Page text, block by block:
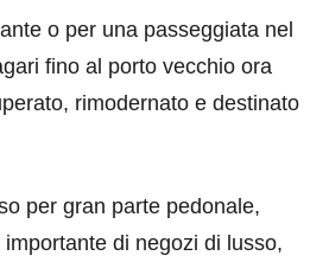
o per una passeggiata nel
fino al porto vecchio ora
rimodernato e destinato
per gran parte pedonale,
di negozi di lusso,